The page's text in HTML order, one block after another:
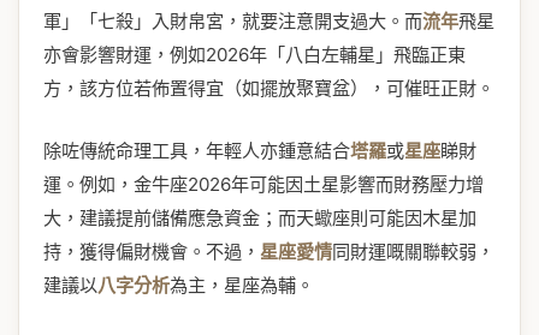
軍」「七殺」入財帛宮，就要注意開支過大。而流年飛星
亦會影響財運，例如2026年「八白左輔星」飛臨正東
方，該方位若佈置得宜（如擺放聚寶盆），可催旺正財。
除咗傳統命理工具，年輕人亦鍾意結合塔羅或星座睇財
運。例如，金牛座2026年可能因土星影響而財務壓力增
大，建議提前儲備應急資金；而天蠍座則可能因木星加
持，獲得偏財機會。不過， 星座愛情同財運嘅關聯較弱，
建議以八字分析為主，星座為輔。